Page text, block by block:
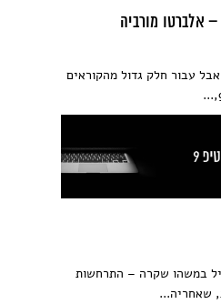
– אלברטו מורביה
עבור חלק גדול מהקוראים
במשהו שקרה – התרחשות
שאחריה...